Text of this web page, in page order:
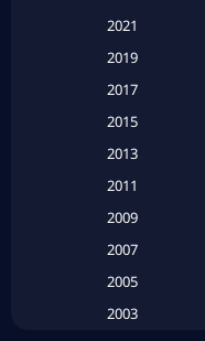
Based on a
Based on a
2021
2019
2017
2015
2013
2011
2009
2007
2005
2003